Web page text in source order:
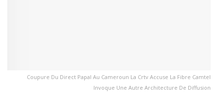
Coupure Du Direct Papal Au Cameroun La Crtv Accuse La Fibre Camtel
Invoque Une Autre Architecture De Diffusion